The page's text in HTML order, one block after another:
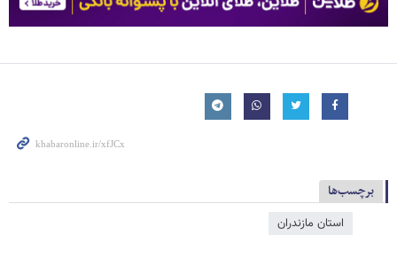
برچسب‌ها
استان مازندران